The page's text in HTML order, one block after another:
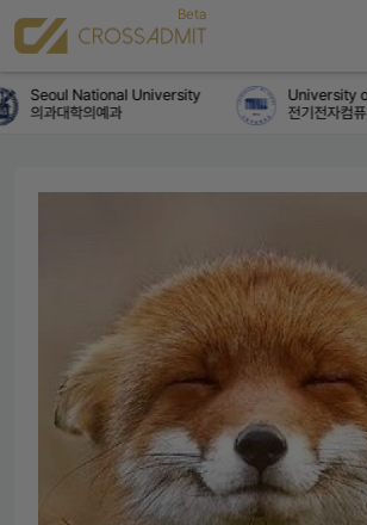
Seoul National University
의과대학의예과
University of
전기전자컴퓨터